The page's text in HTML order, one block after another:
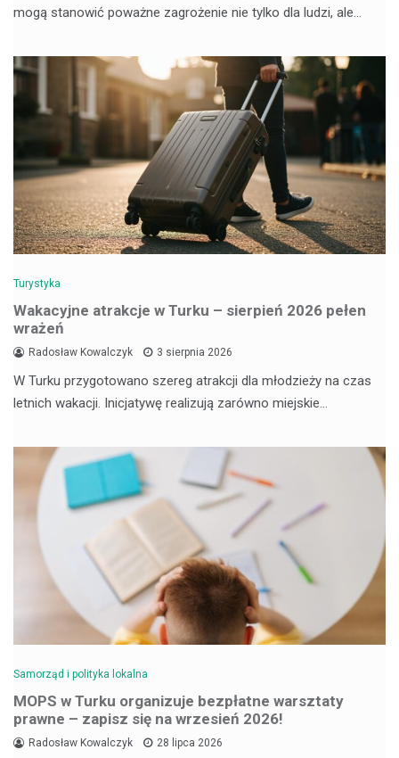
mogą stanowić poważne zagrożenie nie tylko dla ludzi, ale…
Turystyka
Wakacyjne atrakcje w Turku – sierpień 2026 pełen
wrażeń
Radosław Kowalczyk 3 sierpnia 2026
W Turku przygotowano szereg atrakcji dla młodzieży na czas
letnich wakacji. Inicjatywę realizują zarówno miejskie…
Samorząd i polityka lokalna
MOPS w Turku organizuje bezpłatne warsztaty
prawne – zapisz się na wrzesień 2026!
Radosław Kowalczyk 28 lipca 2026